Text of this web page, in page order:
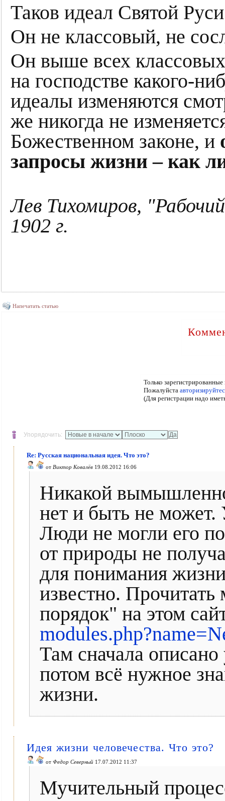
Таков идеал Святой
Он не классовый, не
Он выше всех
на господстве какого-
идеалы изменяются
же никогда не
Божественном законе, и
запросы жизни – как
Лев Тихомиров,
1902 г.
Напечатать статью
Только
Пожалуйста
(Для регистрации надо
Упорядочить:
Re: Русская национальная идея. Что это?
от Виктор Ковалёв 19.08.2012 16:06
Никакой
нет и быть не
Люди не могли его
от природы не
для понимания
известно.
порядок" на этом
Там сначала
потом всё нужное
жизни.
Идея жизни человечества. Что это?
от Федор Северный 17.07.2012 11:37
Мучительный